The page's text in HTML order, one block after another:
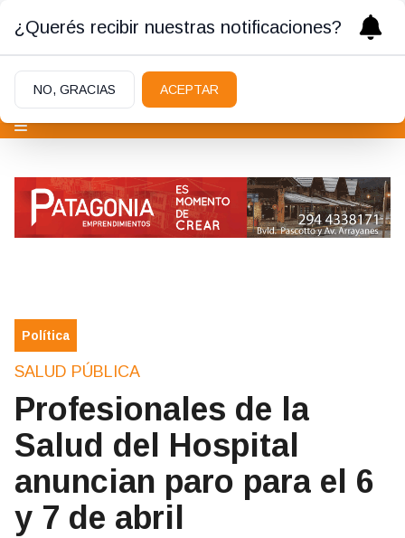
Política
SALUD PÚBLICA
Profesionales de la
Salud del Hospital
anuncian paro para el 6
y 7 de abril
¿Querés recibir nuestras notificaciones?
NO, GRACIAS ACEPTAR